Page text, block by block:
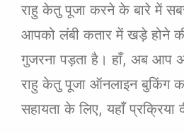
राहु केतु पूजा करने के बारे में
आपको लंबी कतार में खड़े होने
गुजरना पड़ता है। हाँ, अब आप
राहु केतु पूजा ऑनलाइन
सहायता के लिए, यहाँ प्रक्रिया